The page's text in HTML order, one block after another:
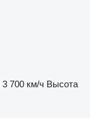
3 700 км/ч Высота